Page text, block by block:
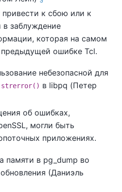
к сбою или к
заблуждение
которая на самом
предыдущей ошибке Tcl.
небезопасной для
strerror() в libpq (Петер
об ошибках,
могли быть
приложениях.
памяти в pg_dump во
(Даниэль